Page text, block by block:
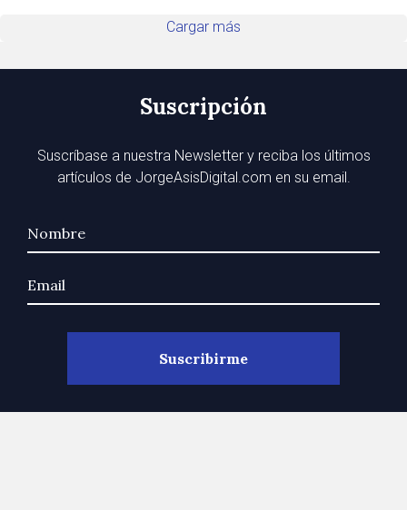
Cargar más
Suscripción
Suscríbase a nuestra Newsletter y reciba los últimos
artículos de JorgeAsisDigital.com en su email.